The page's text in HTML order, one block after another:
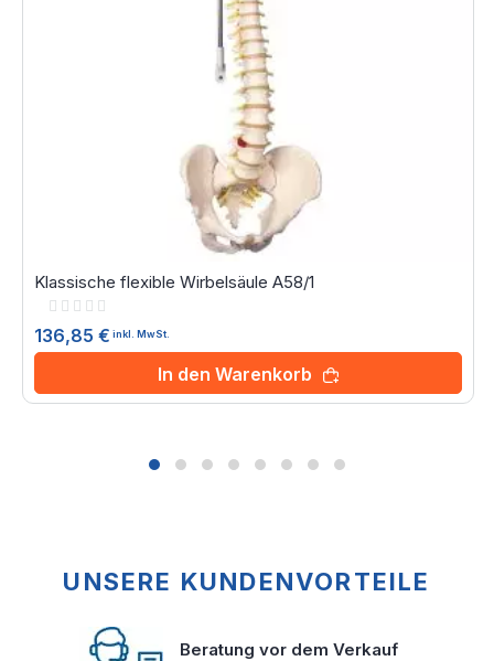
Klassische flexible Wirbelsäule A58/1
Rating:
136,85 € inkl. MwSt.
In den Warenkorb
UNSERE KUNDENVORTEILE
Beratung vor dem Verkauf